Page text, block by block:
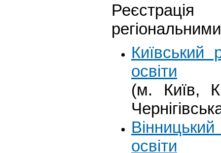
Київський
освіти
(м. Київ,
освіти